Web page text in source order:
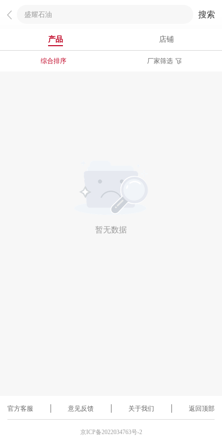
搜索
产品 店铺
综合排序 厂家筛选
暂无数据
官方客服 意见反馈 关于我们 返回顶部
京ICP备2022034763号-2